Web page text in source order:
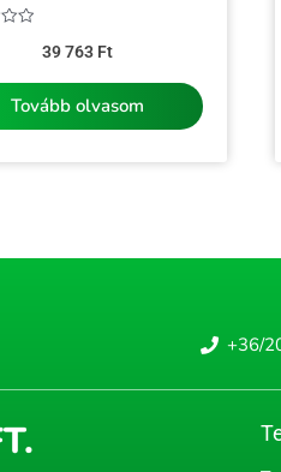
39 763 Ft
Tovább olvasom
+36/